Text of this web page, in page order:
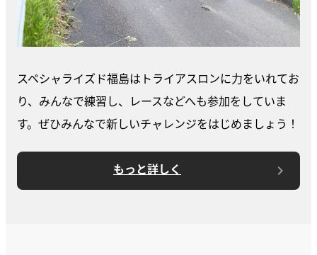
スペシャライズド福島はトライアスロンに力をいれてお
り、みんなで練習し、レースなどへも参加をしていま
す。ぜひみんなで新しいチャレンジをはじめましょう！
もっと詳しく